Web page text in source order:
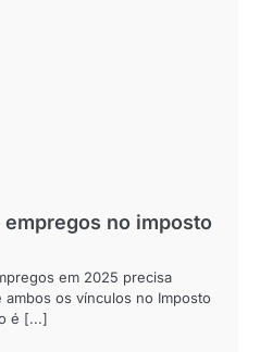
no imposto
em 2025 precisa
os vínculos no Imposto
é [...]